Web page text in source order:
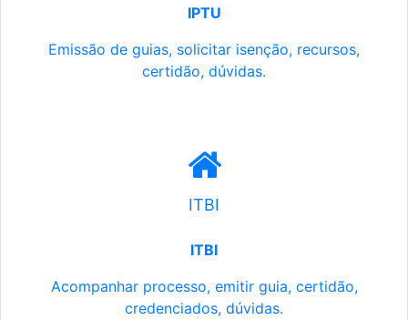
IPTU
Emissão de guias, solicitar isenção, recursos,
certidão, dúvidas.
ITBI
ITBI
Acompanhar processo, emitir guia, certidão,
credenciados, dúvidas.